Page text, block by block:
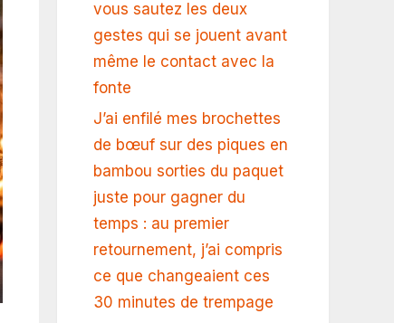
vous sautez les deux
gestes qui se jouent avant
même le contact avec la
fonte
J’ai enfilé mes brochettes
de bœuf sur des piques en
bambou sorties du paquet
juste pour gagner du
temps : au premier
retournement, j’ai compris
ce que changeaient ces
30 minutes de trempage